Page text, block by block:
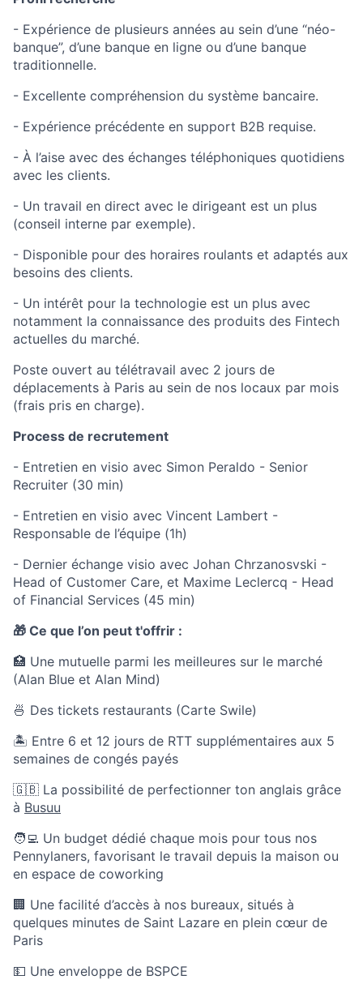
- Expérience de plusieurs années au sein d’une “néo-
banque”, d’une banque en ligne ou d’une banque
traditionnelle.
- Excellente compréhension du système bancaire.
- Expérience précédente en support B2B requise.
- À l’aise avec des échanges téléphoniques quotidiens
avec les clients.
- Un travail en direct avec le dirigeant est un plus
(conseil interne par exemple).
- Disponible pour des horaires roulants et adaptés aux
besoins des clients.
- Un intérêt pour la technologie est un plus avec
notamment la connaissance des produits des Fintech
actuelles du marché.
Poste ouvert au télétravail avec 2 jours de
déplacements à Paris au sein de nos locaux par mois
(frais pris en charge).
Process de recrutement
- Entretien en visio avec Simon Peraldo - Senior
Recruiter (30 min)
- Entretien en visio avec Vincent Lambert -
Responsable de l’équipe (1h)
- Dernier échange visio avec Johan Chrzanosvski -
Head of Customer Care, et Maxime Leclercq - Head
of Financial Services (45 min)
🎁 Ce que l’on peut t'offrir :
🏥 Une mutuelle parmi les meilleures sur le marché
(Alan Blue et Alan Mind)
🍜 Des tickets restaurants (Carte Swile)
🏝 Entre 6 et 12 jours de RTT supplémentaires aux 5
semaines de congés payés
🇬🇧 La possibilité de perfectionner ton anglais grâce
à Busuu
🧑‍💻 Un budget dédié chaque mois pour tous nos
Pennylaners, favorisant le travail depuis la maison ou
en espace de coworking
🏢 Une facilité d’accès à nos bureaux, situés à
quelques minutes de Saint Lazare en plein cœur de
Paris
💵 Une enveloppe de BSPCE